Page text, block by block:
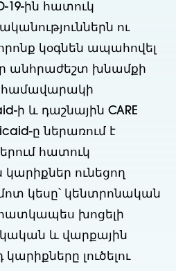
19-ին հատուկ
ու
կօգնեն ապահովել
անհրաժեշտ խնամքի
համավարակի
ի և դաշնային CARE
ը ներառում է
հատուկ
ունեցող
կեսը՝ կենտրոնական
խոցելի
և վարքային
լուծելու